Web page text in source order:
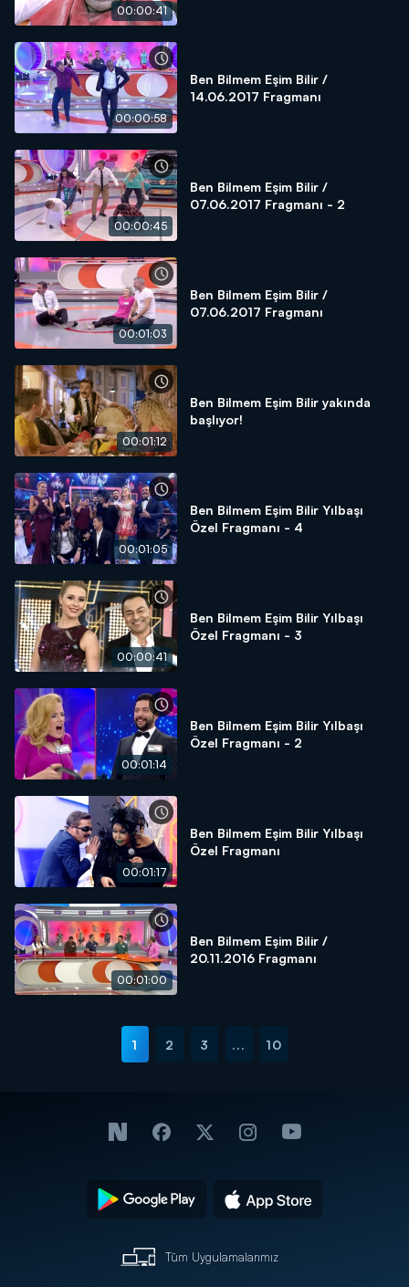
00:00:41
00:00:58
Ben Bilmem Eşim Bilir /
14.06.2017 Fragmanı
00:00:45
Ben Bilmem Eşim Bilir /
07.06.2017 Fragmanı - 2
00:01:03
Ben Bilmem Eşim Bilir /
07.06.2017 Fragmanı
00:01:12
Ben Bilmem Eşim Bilir yakında
başlıyor!
00:01:05
Ben Bilmem Eşim Bilir Yılbaşı
Özel Fragmanı - 4
00:00:41
Ben Bilmem Eşim Bilir Yılbaşı
Özel Fragmanı - 3
00:01:14
Ben Bilmem Eşim Bilir Yılbaşı
Özel Fragmanı - 2
00:01:17
Ben Bilmem Eşim Bilir Yılbaşı
Özel Fragmanı
00:01:00
Ben Bilmem Eşim Bilir /
20.11.2016 Fragmanı
1 2 3 ... 10
Tüm Uygulamalarımız